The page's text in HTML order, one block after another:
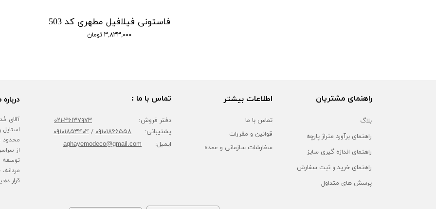
فاستونی فیلافیل مطهری کد 503
۳,۸۳۳,۰۰۰ تومان
درباره
محدود
از
قرار
راهنمای مشتریان
بلاگ
راهنمای برآورد متراژ پارچه
راهنمای اندازه گیری سایز
راهنمای خرید و ثبت سفارش
پرسش های متداول
اطلاعات بیشتر
تماس با ما
قوانین و مقررات
سفارشات سازمانی و عمده
تماس با ما :
دفتر فروش: ۴۶۱۳۷۹۷۳-۰۲۱
پشتیبانی: ۰۹۱۰۱۸۶۶۵۵۸/۰۹۱۰۱۸۵۳۴۰۴
ایمیل: aghayemodeco@gmail.com